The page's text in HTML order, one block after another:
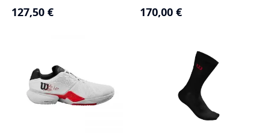
127,50 € 170,00 €